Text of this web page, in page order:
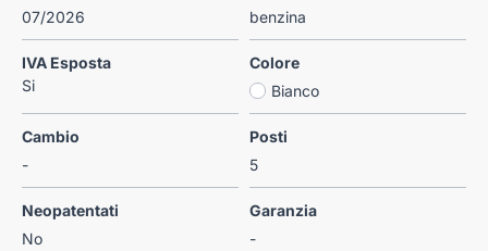
07/2026
benzina
IVA Esposta
Si
Colore
Bianco
Cambio
-
Posti
5
Neopatentati
No
Garanzia
-